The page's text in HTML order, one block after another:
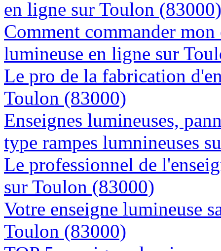
en ligne sur Toulon (83000)
Comment commander
lumineuse en ligne sur
Le pro de la fabrication
Toulon (83000)
Enseignes lumineuses,
type rampes lumnineuses
Le professionnel de
sur Toulon (83000)
Votre enseigne lumineuse
Toulon (83000)